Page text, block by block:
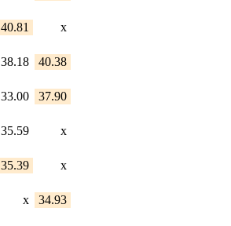
40.81 x
38.18 40.38
33.00 37.90
35.59 x
35.39 x
x 34.93